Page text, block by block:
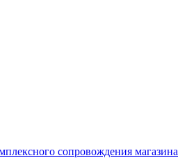
сопровождения магазина